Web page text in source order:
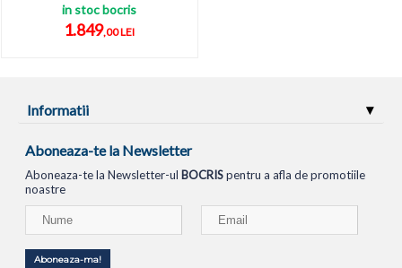
in stoc bocris
1.849,00 LEI
Informatii
Aboneaza-te la Newsletter
Aboneaza-te la Newsletter-ul BOCRISpentru a afla de promotiile
noastre
Aboneaza-ma!